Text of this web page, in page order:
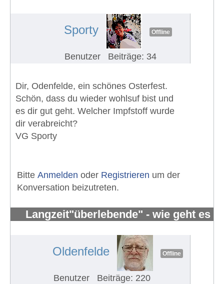
Sporty Offline
Benutzer Beiträge: 34
Dir, Odenfelde, ein schönes Osterfest.
Schön, dass du wieder wohlsuf bist und
es dir gut geht. Welcher Impfstoff wurde
dir verabreicht?
VG Sporty
Bitte Anmelden oder Registrieren um der
Konversation beizutreten.
Langzeit"überlebende" - wie geht es
Oldenfelde Offline
Benutzer Beiträge: 220